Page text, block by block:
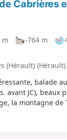
de
géologiques et
vue étonnant
En toile de
sert de
balade pleine
en fonction
incendies.
carte.
Cabrières
m -764 m
(Hérault) (Hérault)
balade
avant JC), beaux
la montagne